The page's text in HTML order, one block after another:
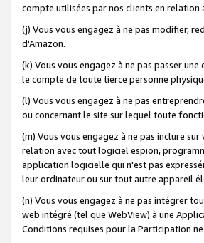
compte utilisées par nos clients en relation
(j) Vous vous engagez à ne pas modifier,
d'Amazon.
(k) Vous vous engagez à ne pas passer
le compte de toute tierce personne
(l) Vous vous engagez à ne pas
ou concernant le site sur lequel toute
(m) Vous vous engagez à ne pas inclure
relation avec tout logiciel espion,
application logicielle qui n'est pas
leur ordinateur ou sur tout autre appareil
(n) Vous vous engagez à ne pas intégrer
web intégré (tel que WebView) à une
Conditions requises pour la Participation